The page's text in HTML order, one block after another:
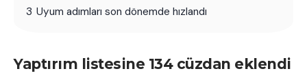
3 Uyum adımları son dönemde hızlandı
Yaptırım listesine 134 cüzdan eklendi